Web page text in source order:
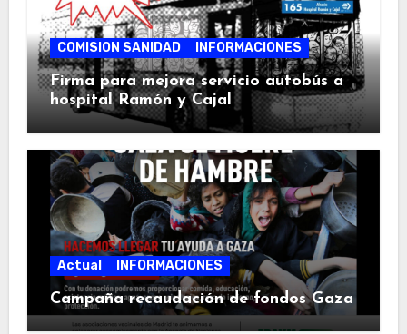
COMISION SANIDAD INFORMACIONES
Firma para mejora servicio autobús a
hospital Ramón y Cajal
Actual INFORMACIONES
Campaña recaudación de fondos Gaza